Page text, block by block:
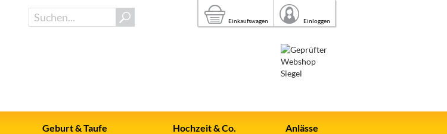
Einkaufswagen Einloggen
Geburt & Taufe Hochzeit & Co. Anlässe